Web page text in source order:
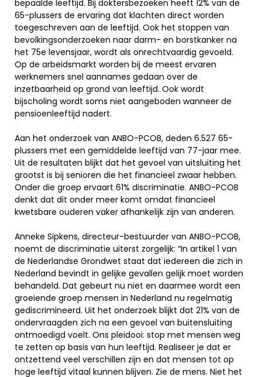
bepaalde leeftijd. Bij doktersbezoeken heeft 12% van de
65-plussers de ervaring dat klachten direct worden
toegeschreven aan de leeftijd. Ook het stoppen van
bevolkingsonderzoeken naar darm- en borstkanker na
het 75e levensjaar, wordt als onrechtvaardig gevoeld.
Op de arbeidsmarkt worden bij de meest ervaren
werknemers snel aannames gedaan over de
inzetbaarheid op grond van leeftijd. Ook wordt
bijscholing wordt soms niet aangeboden wanneer de
pensioenleeftijd nadert.
Aan het onderzoek van ANBO-PCOB, deden 6.527 65-
plussers met een gemiddelde leeftijd van 77-jaar mee.
Uit de resultaten blijkt dat het gevoel van uitsluiting het
grootst is bij senioren die het financieel zwaar hebben.
Onder die groep ervaart 61% discriminatie. ANBO-PCOB
denkt dat dit onder meer komt omdat financieel
kwetsbare ouderen vaker afhankelijk zijn van anderen.
Anneke Sipkens, directeur-bestuurder van ANBO-PCOB,
noemt de discriminatie uiterst zorgelijk: “In artikel 1 van
de Nederlandse Grondwet staat dat iedereen die zich in
Nederland bevindt in gelijke gevallen gelijk moet worden
behandeld. Dat gebeurt nu niet en daarmee wordt een
groeiende groep mensen in Nederland nu regelmatig
gediscrimineerd. Uit het onderzoek blijkt dat 21% van de
ondervraagden zich na een gevoel van buitensluiting
ontmoedigd voelt. Ons pleidooi: stop met mensen weg
te zetten op basis van hun leeftijd. Realiseer je dat er
ontzettend veel verschillen zijn en dat mensen tot op
hoge leeftijd vitaal kunnen blijven. Zie de mens. Niet het